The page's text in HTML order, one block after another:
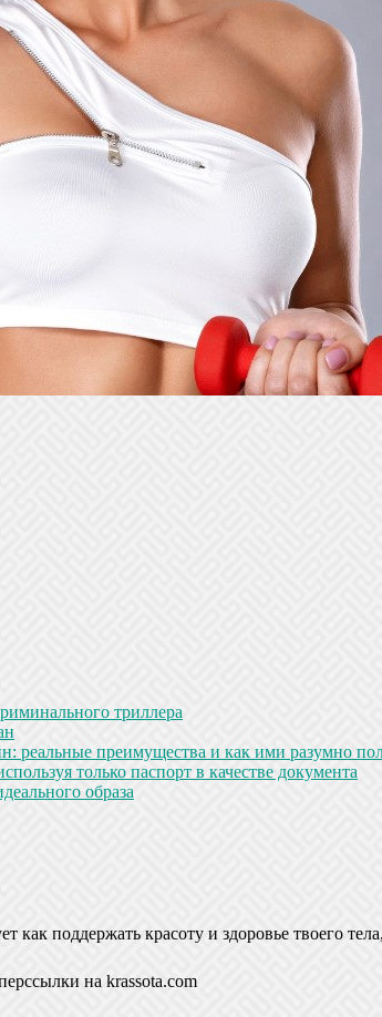
триллера
преимущества и как ими разумно
только паспорт в качестве документа
образа
поддержать красоту и здоровье твоего
на krassota.com